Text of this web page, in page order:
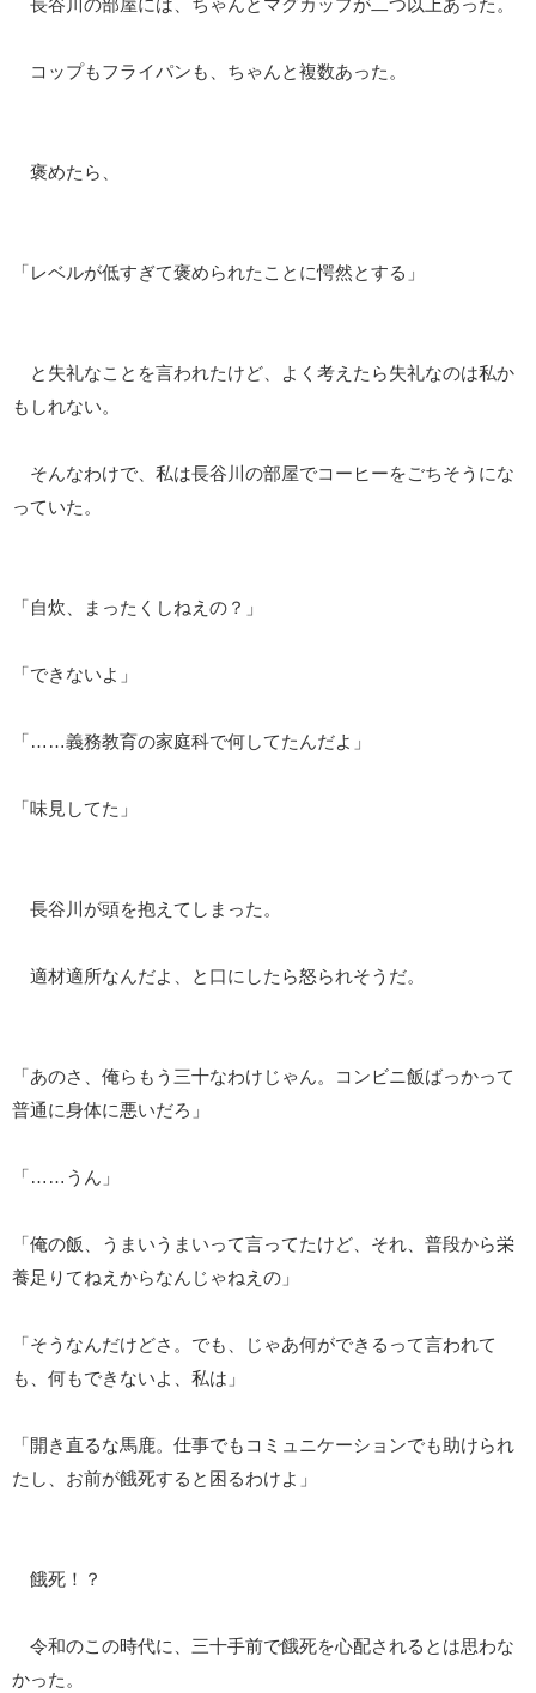
長谷川の部屋には、ちゃんとマグカップが二つ以上あった。
コップもフライパンも、ちゃんと複数あった。
褒めたら、
「レベルが低すぎて褒められたことに愕然とする」
と失礼なことを言われたけど、よく考えたら失礼なのは私か
もしれない。
そんなわけで、私は長谷川の部屋でコーヒーをごちそうにな
っていた。
「自炊、まったくしねえの？」
「できないよ」
「……義務教育の家庭科で何してたんだよ」
「味見してた」
長谷川が頭を抱えてしまった。
適材適所なんだよ、と口にしたら怒られそうだ。
「あのさ、俺らもう三十なわけじゃん。コンビニ飯ばっかって
普通に身体に悪いだろ」
「……うん」
「俺の飯、うまいうまいって言ってたけど、それ、普段から栄
養足りてねえからなんじゃねえの」
「そうなんだけどさ。でも、じゃあ何ができるって言われて
も、何もできないよ、私は」
「開き直るな馬鹿。仕事でもコミュニケーションでも助けられ
たし、お前が餓死すると困るわけよ」
餓死！？
令和のこの時代に、三十手前で餓死を心配されるとは思わな
かった。